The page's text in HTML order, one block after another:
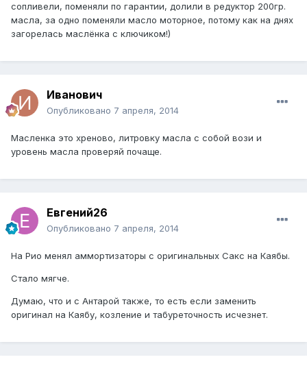
сопливели, поменяли по гарантии, долили в редуктор 200гр.
масла, за одно поменяли масло моторное, потому как на днях
загорелась маслёнка с ключиком!)
Иванович
Опубликовано 7 апреля, 2014
Масленка это хреново, литровку масла с собой вози и
уровень масла проверяй почаще.
Евгений26
Опубликовано 7 апреля, 2014
На Рио менял аммортизаторы с оригинальных Сакс на Каябы.
Стало мягче.
Думаю, что и с Антарой также, то есть если заменить
оригинал на Каябу, козление и табуреточность исчезнет.